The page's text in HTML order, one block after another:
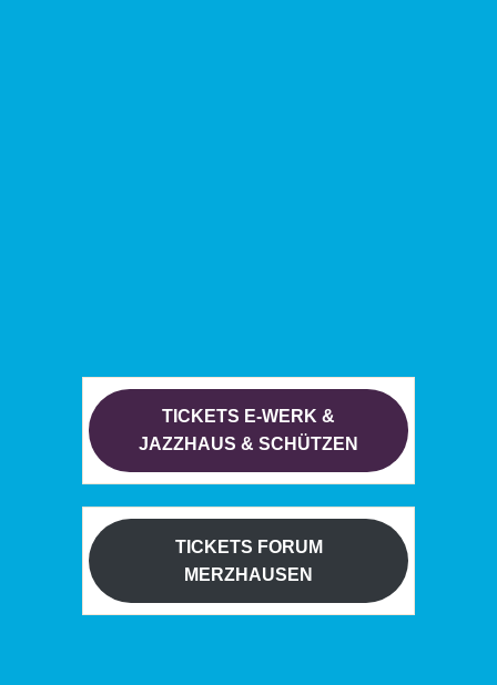
TICKETS E-WERK &
JAZZHAUS & SCHÜTZEN
TICKETS FORUM
MERZHAUSEN